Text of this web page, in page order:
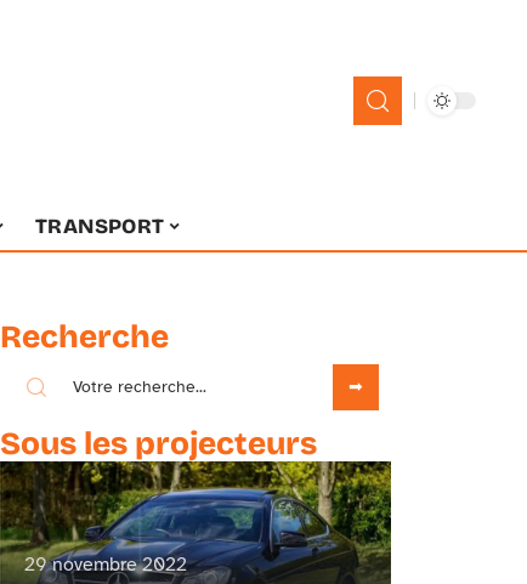
TRANSPORT
Recherche
Sous les projecteurs
29 novembre 2022